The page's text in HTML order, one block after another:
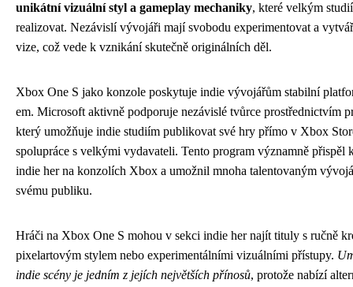
unikátní vizuální styl a gameplay mechaniky, které velkým
realizovat. Nezávislí vývojáři mají svobodu experimentovat a
vize, což vede k vznikání skutečně originálních děl.
Xbox One S jako konzole poskytuje indie vývojářům stabilní
em. Microsoft aktivně podporuje nezávislé tvůrce prostřednictvím
který umožňuje indie studiím publikovat své hry přímo v Xbox
spolupráce s velkými vydavateli. Tento program významně přispěl
indie her na konzolích Xbox a umožnil mnoha talentovaným
svému publiku.
Hráči na Xbox One S mohou v sekci indie her najít tituly s ručně
pixelartovým stylem nebo experimentálními vizuálními přístupy.
indie scény je jedním z jejích největších přínosů, protože nabízí